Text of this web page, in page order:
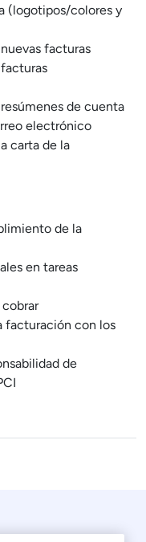
(logotipos/colores y
facturas
de cuenta
electrónico
carta de la
de la
en tareas
facturación con los
de